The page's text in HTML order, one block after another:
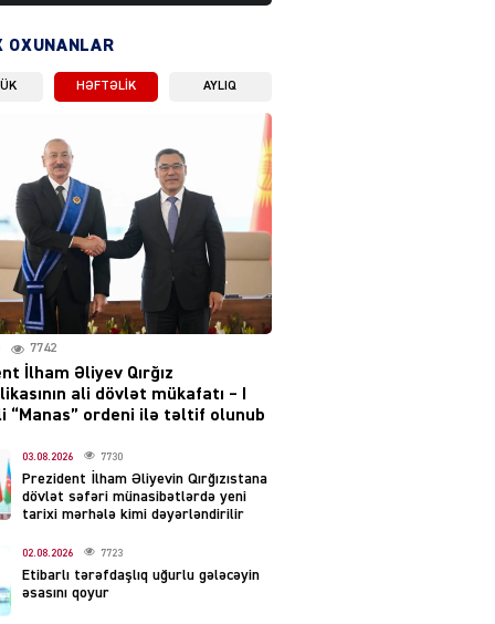
BELƏ işləyəcək
04.08.2026
layihəsi ilə bağlı AÇIQLAMA
04.08.2026
Müharibə Rusiyanın belini
bükür
04.08.2026 3998
Ekranlardan uzaq qalan
məşhur aktrisanın yeni
çıxdı
04.08.2026 2162
Hüseyn Həsənov haqqında
həbs qərarı verildi –
Milyonluq əmlakı müsadirə
OXUNANLAR
HƏFTƏLIK AYLIQ
7742
İlham Əliyev Qırğız
ali dövlət mükafatı – I
“Manas” ordeni ilə təltif olunub
03.08.2026 7730
Prezident İlham Əliyevin Qırğızıstana
dövlət səfəri münasibətlərdə yeni
tarixi mərhələ kimi dəyərləndirilir
02.08.2026 7723
Etibarlı tərəfdaşlıq uğurlu gələcəyin
əsasını qoyur